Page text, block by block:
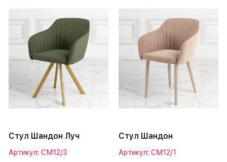
Стул Шандон Луч
Артикул: СМ12/3
Стул Шандон
Артикул: СМ12/1